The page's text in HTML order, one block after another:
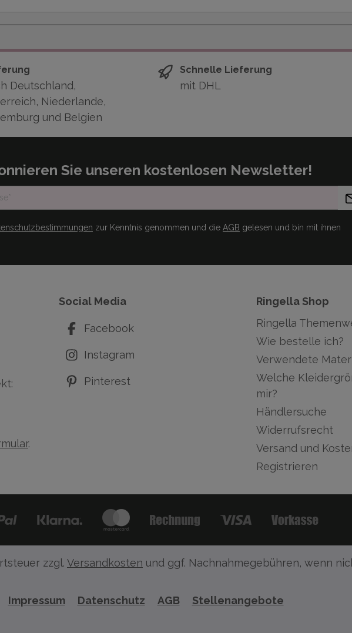
Deutschland,
Niederlande,
und Belgien
Schnelle Lieferung
mit DHL
Sie unseren kostenlosen Newsletter!
zur Kenntnis genommen und die AGB gelesen und bin mit ihnen
.
Social Media
Facebook
Instagram
Pinterest
Ringella Shop
Ringella
Wie bestelle ich?
Verwendete
Welche
mir?
Händlersuche
Widerrufsrecht
Versand und
Registrieren
zzgl. Versandkosten und ggf. Nachnahmegebühren, wenn
Impressum Datenschutz AGB Stellenangebote